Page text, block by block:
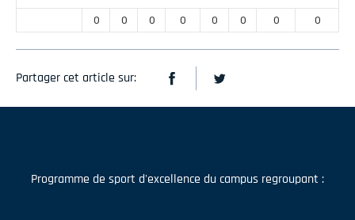
0 0 0 0 0 0 0 0
Partager cet article sur:
Programme de sport d'excellence du campus regroupant :